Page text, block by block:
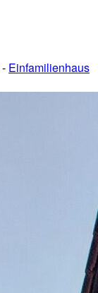
- Einfamilienhaus